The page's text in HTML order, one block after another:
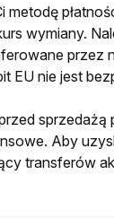
wymiany.
przez
EU nie jest
sprzedażą
Aby
transferów